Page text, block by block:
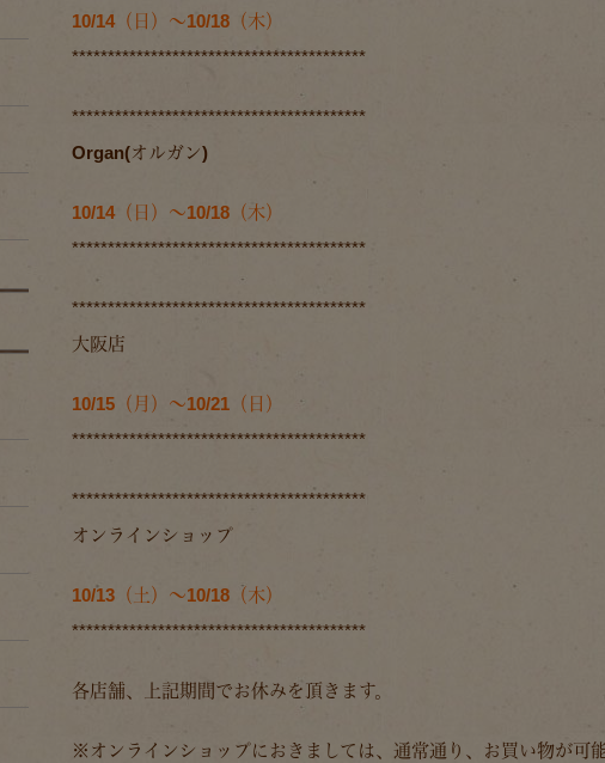
10/14（日）～10/18（木）
*****************************************
*****************************************
Organ(オルガン)
10/14（日）～10/18（木）
*****************************************
*****************************************
大阪店
10/15（月）～10/21（日）
*****************************************
*****************************************
オンラインショップ
10/13（土）～10/18（木）
*****************************************
各店舗、上記期間でお休みを頂きます。
※オンラインショップにおきましては、通常通り、お買い物が可